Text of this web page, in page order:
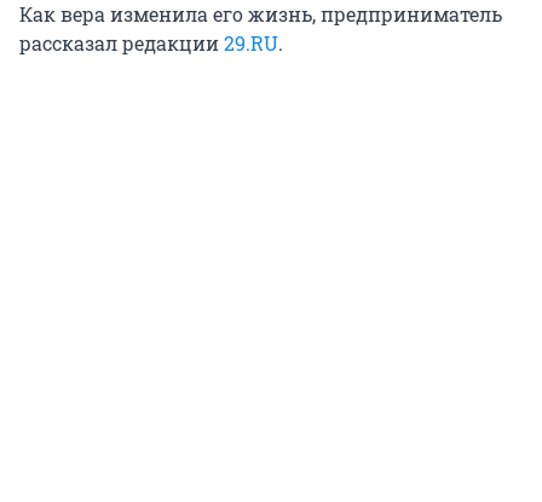
Как вера изменила его жизнь, предприниматель
рассказал редакции29.RU.